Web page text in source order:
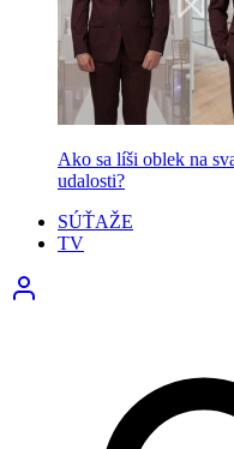
Ako sa líši oblek na
udalosti?
SÚŤAŽE
TV